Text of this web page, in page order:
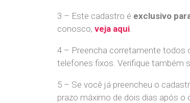
3 – Este cadastro é exclusivo
conosco, veja aqui
4 – Preencha corretamente todos
telefones fixos. Verifique também
5 – Se você já preencheu o
prazo máximo de dois dias após